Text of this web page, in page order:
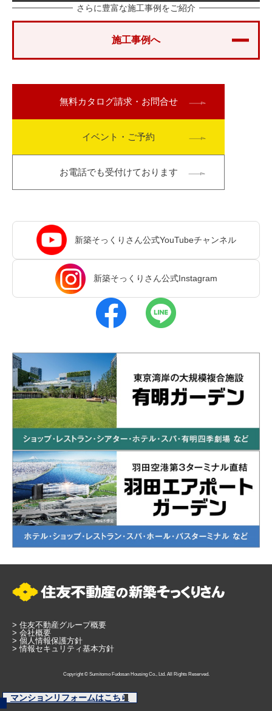
さらに豊富な施工事例をご紹介
施工事例へ
無料カタログ請求・お問合せ
イベント・ご予約
お電話でも受付けております
新築そっくりさん公式YouTubeチャンネル
新築そっくりさん公式Instagram
> 住友不動産グループ概要
> 会社概要
> 個人情報保護方針
>情報セキュリティ基本方針
Copyright © Sumitomo Fudosan Housing Co., Ltd. All Rights Reserved.
マンションリフォームはこちら